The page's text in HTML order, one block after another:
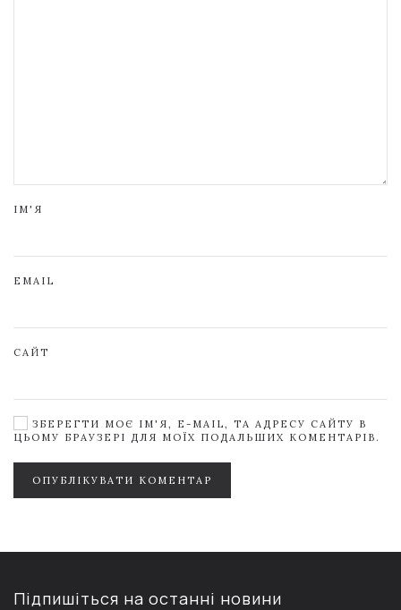
ІМ'Я
EMAIL
САЙТ
ЗБЕРЕГТИ МОЄ ІМ'Я, E-MAIL, ТА АДРЕСУ САЙТУ В
ЦЬОМУ БРАУЗЕРІ ДЛЯ МОЇХ ПОДАЛЬШИХ КОМЕНТАРІВ.
ОПУБЛІКУВАТИ КОМЕНТАР
Підпишіться на останні новини